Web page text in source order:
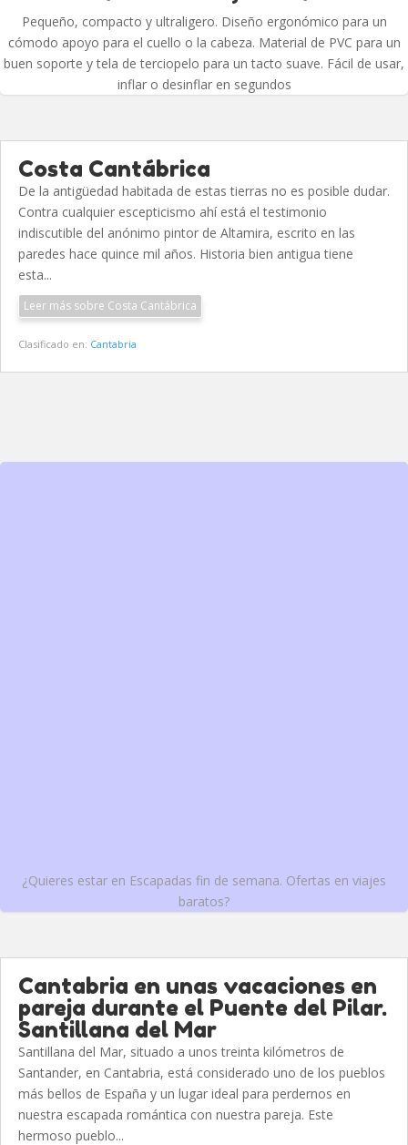
Pequeño, compacto y ultraligero. Diseño ergonómico para un
cómodo apoyo para el cuello o la cabeza. Material de PVC para un
buen soporte y tela de terciopelo para un tacto suave. Fácil de usar,
inflar o desinflar en segundos
Costa Cantábrica
De la antigüedad habitada de estas tierras no es posible dudar.
Contra cualquier escepticismo ahí está el testimonio
indiscutible del anónimo pintor de Altamira, escrito en las
paredes hace quince mil años. Historia bien antigua tiene
esta...
Leer más sobre Costa Cantábrica
Clasificado en: Cantabria
¿Quieres estar en Escapadas fin de semana. Ofertas en viajes
baratos?
Cantabria en unas vacaciones en
pareja durante el Puente del Pilar.
Santillana del Mar
Santillana del Mar, situado a unos treinta kilómetros de
Santander, en Cantabria, está considerado uno de los pueblos
más bellos de España y un lugar ideal para perdernos en
nuestra escapada romántica con nuestra pareja. Este
hermoso pueblo...